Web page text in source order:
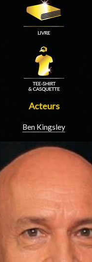
Acteurs
Ben Kingsley